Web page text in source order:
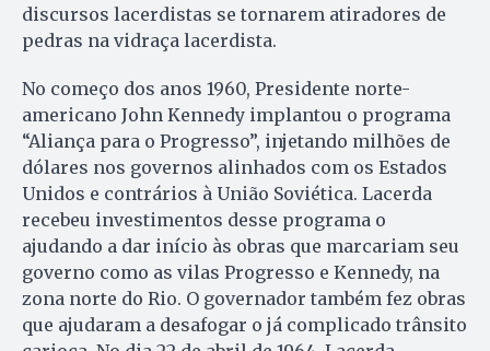
discursos lacerdistas se tornarem atiradores de
pedras na vidraça lacerdista.
No começo dos anos 1960, Presidente norte-
americano John Kennedy implantou o programa
“Aliança para o Progresso”, injetando milhões de
dólares nos governos alinhados com os Estados
Unidos e contrários à União Soviética. Lacerda
recebeu investimentos desse programa o
ajudando a dar início às obras que marcariam seu
governo como as vilas Progresso e Kennedy, na
zona norte do Rio. O governador também fez obras
que ajudaram a desafogar o já complicado trânsito